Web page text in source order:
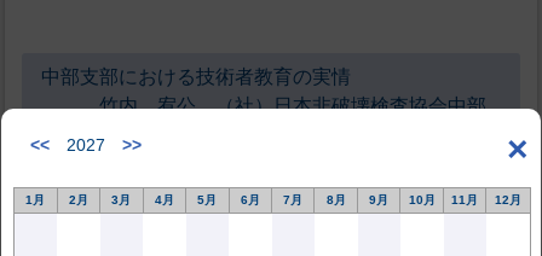
×
<< 2027 >>
1月 2月 3月 4月 5月 6月 7月 8月 9月 10月 11月 12月
中部支部における技術者教育の実情
竹内 宥公 （社）日本非破壊検査協会中部
支部
Education and Training Course for NDT Personnel of Chubu